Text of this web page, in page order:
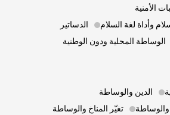
الأمنية
وأداة لغة السلام
الدساتير
الوساطة المحلية ودون الوطنية
الدين والوساطة
والوساطة
تغيّر المناخ والوساطة